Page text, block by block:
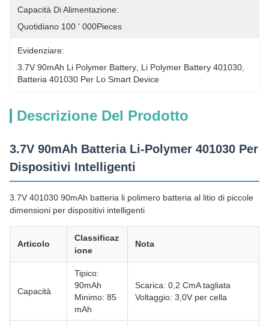
Capacità Di Alimentazione:
Quotidiano 100 ' 000Pieces
Evidenziare:
3.7V 90mAh Li Polymer Battery Li Polymer Battery 401030
Batteria 401030 Per Lo Smart Device
Descrizione Del Prodotto
3.7V 90mAh Batteria Li-Polymer 401030 Per
Dispositivi Intelligenti
3.7V 401030 90mAh batteria li polimero batteria al litio di piccole
dimensioni per dispositivi intelligenti
Articolo
Classificaz
ione
Nota
Capacità
Tipico:
90mAh
Minimo: 85
mAh
Scarica: 0,2 CmA tagliata
Voltaggio: 3,0V per cella